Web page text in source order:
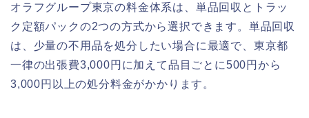
オラフグループ東京の料金体系は、単品回収とトラッ
ク定額パックの2つの方式から選択できます。単品回収
は、少量の不用品を処分したい場合に最適で、東京都
一律の出張費3,000円に加えて品目ごとに500円から
3,000円以上の処分料金がかかります。